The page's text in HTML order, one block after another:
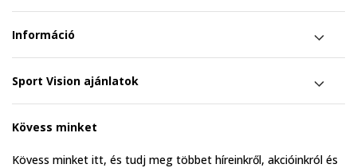
Információ
Sport Vision ajánlatok
Kövess minket
Kövess minket itt, és tudj meg többet híreinkről, akcióinkról és